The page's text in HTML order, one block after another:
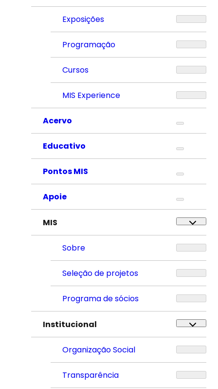
Exposições
Programação
Cursos
MIS Experience
Acervo
Educativo
Pontos MIS
Apoie
MIS
Sobre
Seleção de projetos
Programa de sócios
Institucional
Organização Social
Transparência